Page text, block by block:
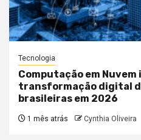
Tecnologia
Computação em Nuvem
transformação digital
brasileiras em 2026
1 mês atrás Cynthia Oliveira